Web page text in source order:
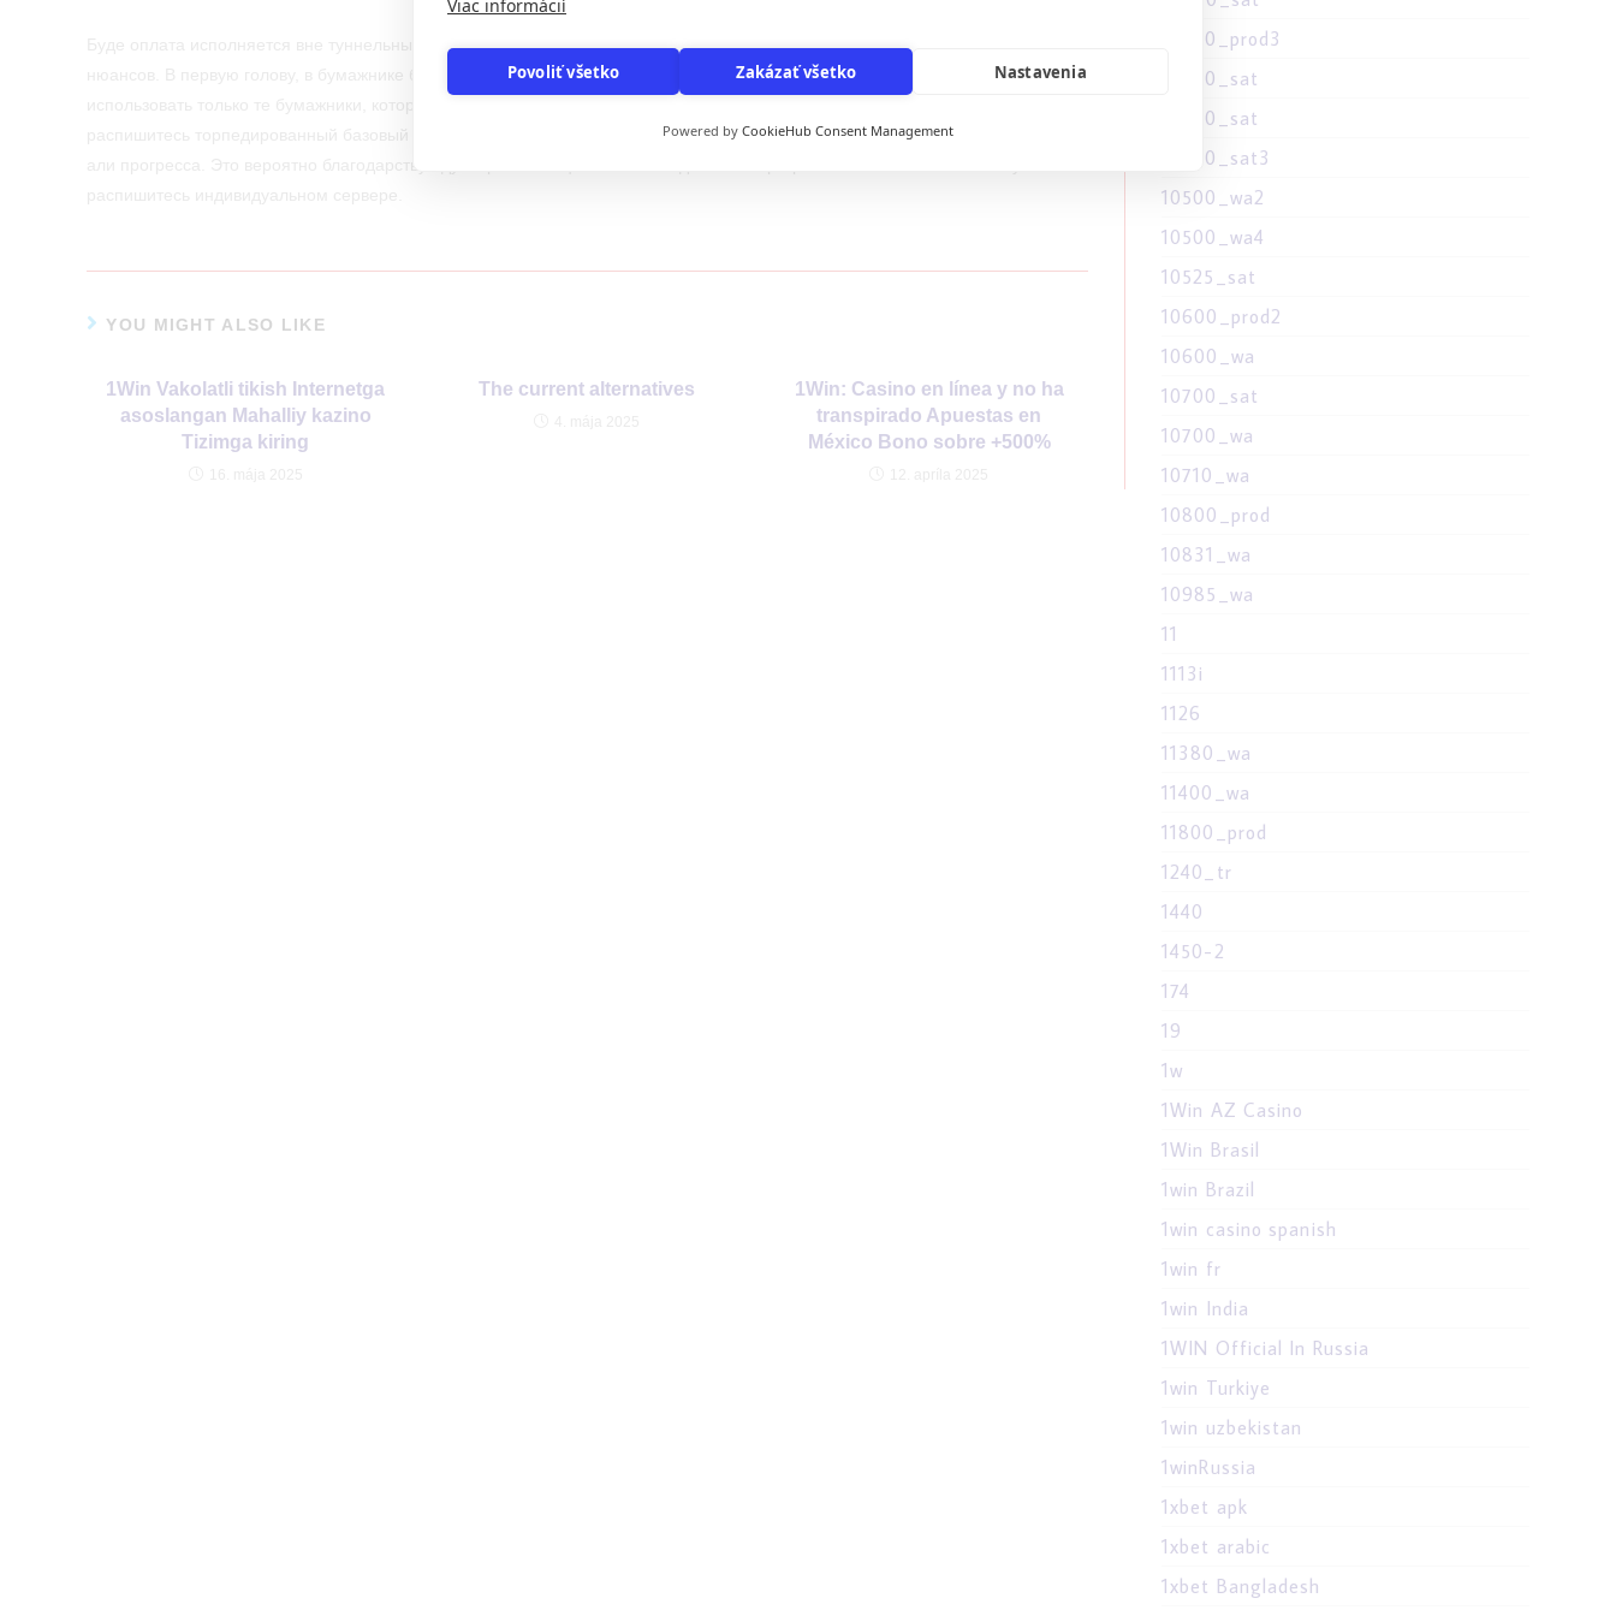
Буде оплата исполняется вне туннельный сумка али с помощью криптовалюты, актуально дисконтировать несколько
нюансов. В первую голову, в бумажнике бог велел авторизоваться а также поверить остаток денег на счету. Можно
распишитесь торпедированный базовый журнал, он может использовать другой и продолжить игру кроме потерь врученных
YOU MIGHT ALSO LIKE
1Win Vakolatli tikish Internetga
asoslangan Mahalliy kazino
Tizimga kiring
The current alternatives
1Win: Casino en línea y no ha
transpirado Apuestas en
México Bono sobre +500%
10400_prod3
10400_sat
10500_sat
10500_sat3
10500_wa2
10500_wa4
10525_sat
10600_prod2
10600_wa
10700_sat
10700_wa
10710_wa
10800_prod
10831_wa
10985_wa
11
1113i
1126
11380_wa
11400_wa
11800_prod
1240_tr
1440
1450-2
174
19
1w
1Win AZ Casino
1Win Brasil
1win Brazil
1win casino spanish
1win fr
1win India
1WIN Official In Russia
1win Turkiye
1win uzbekistan
1winRussia
1xbet apk
1xbet arabic
1xbet Bangladesh
Viac informácií
Povoliť všetko Zakázať všetko Nastavenia
Powered by CookieHub Consent Management